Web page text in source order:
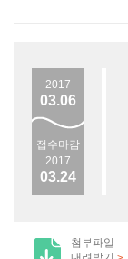
2017
03.06
접수마감
2017
03.24
첨부파일